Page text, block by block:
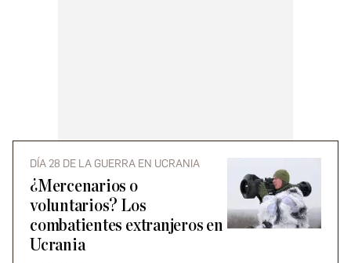
DÍA 28 DE LA GUERRA EN UCRANIA
¿Mercenarios o
voluntarios? Los
combatientes extranjeros en
Ucrania